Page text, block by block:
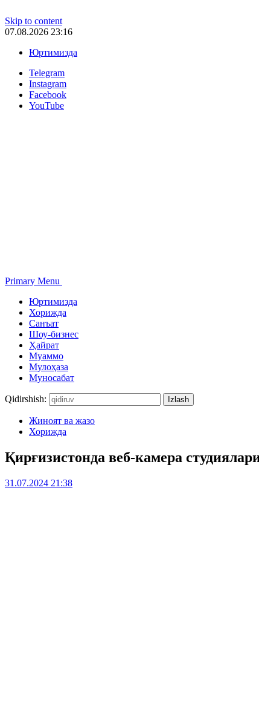
Skip to content
07.08.2026 23:16
Юртимизда
Telegram
Instagram
Facebook
YouTube
Primary Menu
Юртимизда
Хорижда
Санъат
Шоу-бизнес
Ҳайрат
Муаммо
Мулоҳаза
Муносабат
Qidirshish:
Жиноят ва жазо
Хорижда
Қирғизистонда веб-камера
31.07.2024 21:38